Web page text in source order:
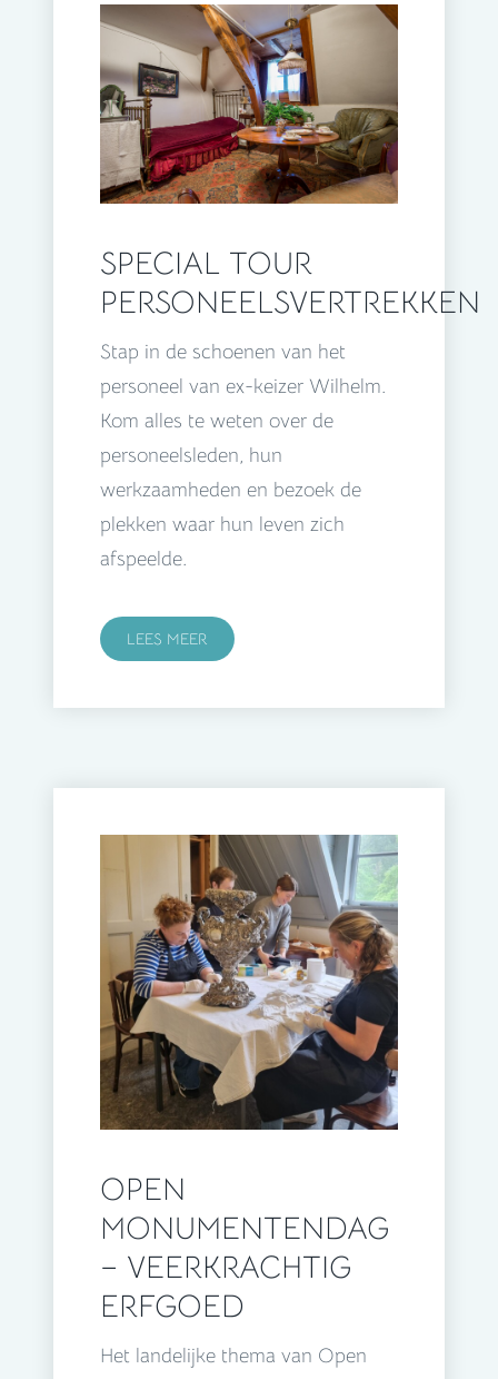
SPECIAL TOUR
PERSONEELSVERTREKKEN
Stap in de schoenen van het
personeel van ex-keizer Wilhelm.
Kom alles te weten over de
personeelsleden, hun
werkzaamheden en bezoek de
plekken waar hun leven zich
afspeelde.
LEES MEER
OPEN
MONUMENTENDAG
– VEERKRACHTIG
ERFGOED
Het landelijke thema van Open